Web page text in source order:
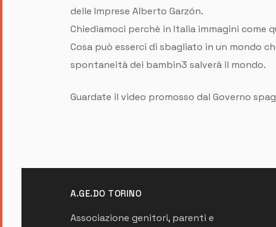
delle Imprese Alberto Garzón.
Chiediamoci perchè in Italia immagini come
Cosa può esserci di sbagliato in un mondo
spontaneità dei bambin3 salverà il mondo.
Guardate il video promosso dal Governo
A.GE.DO TORINO
Associazione genitori, parenti e